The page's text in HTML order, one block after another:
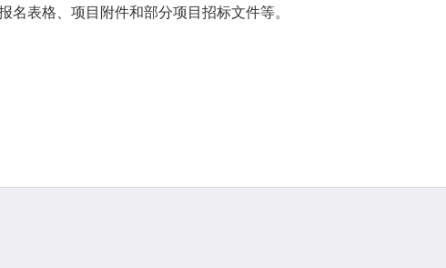
表格、项目附件和部分项目招标文件等。